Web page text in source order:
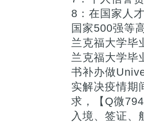
8：在国家人
国家500强等
兰克福大学毕
兰克福大学毕
书补办做
实解决疫情期
求，【Q微
入境、签证、